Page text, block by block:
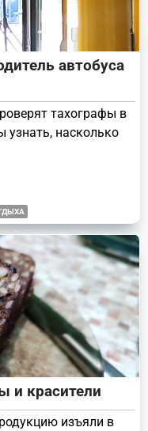
автобуса
тахографы в
узнать, насколько
и красители
изъяли в